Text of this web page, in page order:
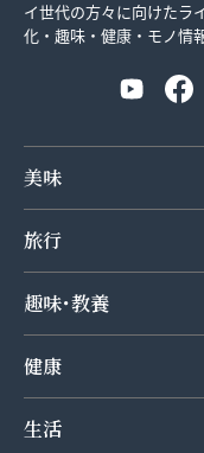
イ世代の方々に向けたラ
化・趣味・健康・モノ情
美味
旅行
趣味･教養
健康
生活